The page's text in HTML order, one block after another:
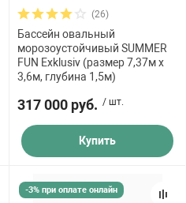
(26)
Бассейн овальный
морозоустойчивый SUMMER
FUN Exklusiv (размер 7,37м х
3,6м, глубина 1,5м)
317 000 руб. / шт.
Купить
-3% при оплате онлайн